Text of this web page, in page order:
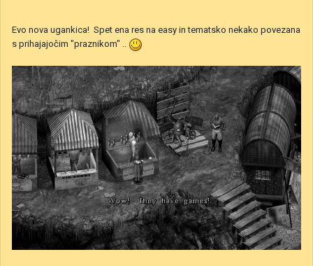
Evo nova ugankica! Spet ena res na easy in tematsko nekako povezana
s prihajajočim "praznikom" ..